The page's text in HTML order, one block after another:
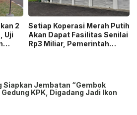
2
Uji
Setiap Koperasi Merah Putih
Akan Dapat Fasilitas Senilai
Rp3 Miliar, Pemerintah
Siapkan Jembatan “Gembok
KPK, Digadang Jadi Ikon